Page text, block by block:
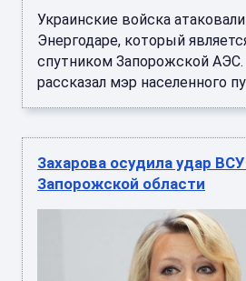
Украинские войска
Энергодаре, который
спутником Запорожской
рассказал мэр населенного
Захарова осудила удар
Запорожской области